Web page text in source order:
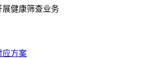
健康筛查业务
应方案